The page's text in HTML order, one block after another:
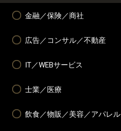
金融／保険／商社
広告／コンサル／不動産
IT／WEBサービス
士業／医療
飲食／物販／美容／アパレル